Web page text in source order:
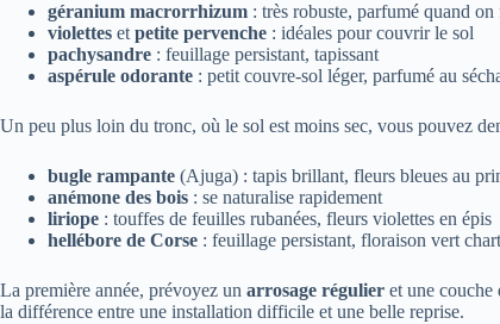
géranium macrorrhizum : très robuste, parfumé quand
violettes et petite pervenche : idéales pour couvrir le sol
pachysandre : feuillage persistant, tapissant
aspérule odorante : petit couvre‑sol léger, parfumé au
Un peu plus loin du tronc, où le sol est moins sec, vous pouvez
bugle rampante (Ajuga) : tapis brillant, fleurs bleues au
anémone des bois : se naturalise rapidement
liriope : touffes de feuilles rubanées, fleurs violettes en épis
hellébore de Corse : feuillage persistant, floraison vert
La première année, prévoyez un arrosage régulier et une couche
la différence entre une installation difficile et une belle reprise.